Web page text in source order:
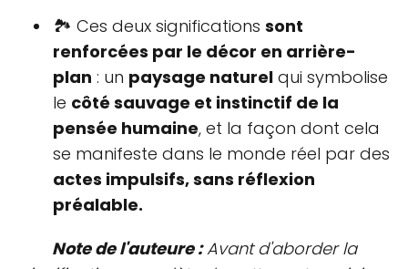
🏞 Ces deux significations sont
renforcées par le décor en arrière-
plan : un paysage naturel qui symbolise
le côté sauvage et instinctif de la
pensée humaine, et la façon dont cela
se manifeste dans le monde réel par des
actes impulsifs, sans réflexion
préalable.
Note de l'auteure :Avant d'aborder la